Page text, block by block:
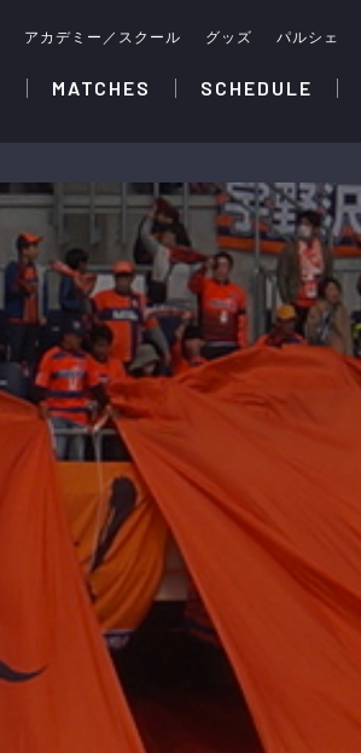
アカデミー／スクール グッズ パルシェ
MATCHES SCHEDULE